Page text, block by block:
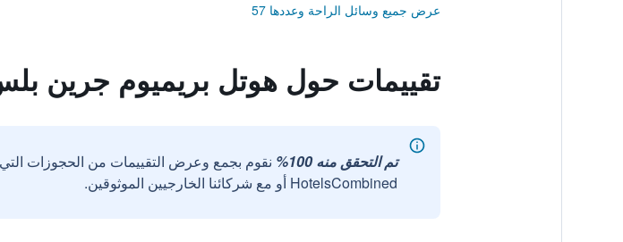
عرض جميع وسائل الراحة وعددها 57
تقييمات حول هوتل بريميوم جرين
تم التحقق منه 100%
نقوم بجمع وعرض التقييمات من الحجوزات
HotelsCombined أو مع شركائنا الخارجيين الموثوقين.